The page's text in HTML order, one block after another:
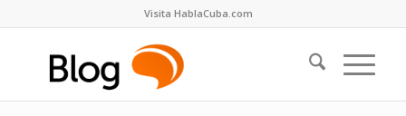
Visita HablaCuba.com